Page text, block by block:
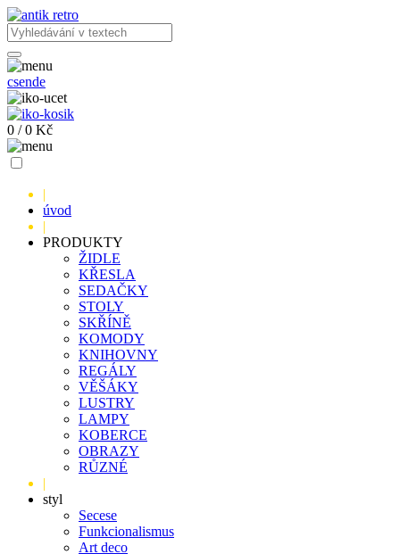
csende
0 /0 Kč
|
úvod
|
PRODUKTY
ŽIDLE
KŘESLA
SEDAČKY
STOLY
SKŘÍNĚ
KOMODY
KNIHOVNY
REGÁLY
VĚŠÁKY
LUSTRY
LAMPY
KOBERCE
OBRAZY
RŮZNÉ
|
styl
Secese
Funkcionalismus
Art deco